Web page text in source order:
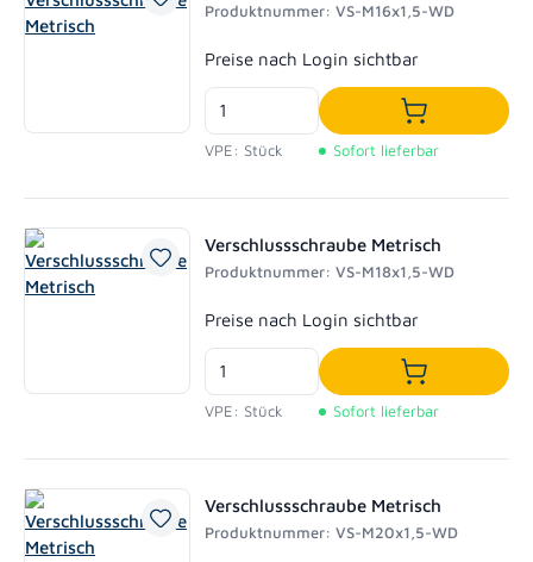
Produktnummer: VS-M16x1,5-WD
Regulärer Preis:
Preise nach Login sichtbar
VPE: Stück
In den
Sofort lieferbar
Verschlussschraube Metrisch
Produktnummer: VS-M18x1,5-WD
Regulärer Preis:
Preise nach Login sichtbar
VPE: Stück
In den
Sofort lieferbar
Verschlussschraube Metrisch
Produktnummer: VS-M20x1,5-WD